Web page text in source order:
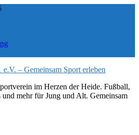
– Gemeinsam Sport erleben
im Herzen der Heide. Fußball,
mehr für Jung und Alt. Gemeinsam